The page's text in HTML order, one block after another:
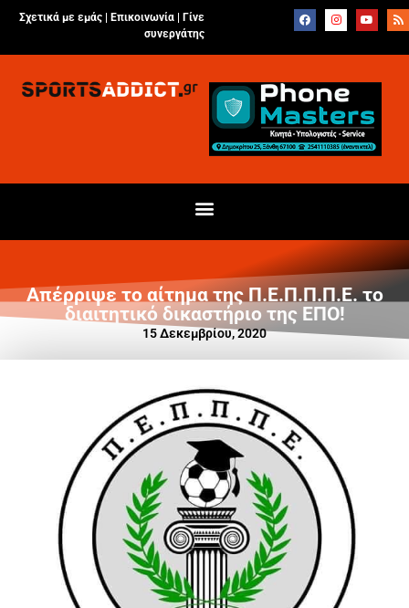
Σχετικά με εμάς | Επικοινωνία
Γίνε
συνεργάτης
Απέρριψε το αίτημα της Π.Ε.Π.Π.Π.Ε. το
διαιτητικό δικαστήριο της ΕΠΟ!
15 Δεκεμβρίου, 2020